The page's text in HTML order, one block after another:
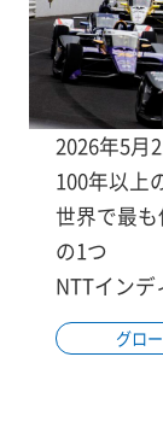
2026年5月
100年以上
世界で最
の1つ
NTTインデ
グロ